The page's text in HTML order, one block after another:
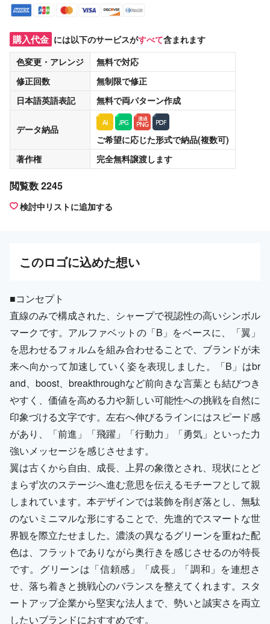
購入代金 には以下のサービスがすべて含まれます
色変更・アレンジ
無料で対応
修正回数
無制限で修正
日本語英語表記
無料で両パターン作成
データ納品
ご希望に応じた形式で納品(複数可)
著作権
完全無料譲渡します
閲覧数 2245
検討中リストに追加する
このロゴに込めた想い
■コンセプト
直線のみで構成された、シャープで視認性の高いシンボル
マークです。アルファベットの「B」をベースに、「翼」
を思わせるフォルムを組み合わせることで、ブランドが未
来へ向かって加速していく姿を表現しました。「B」はbr
and、boost、breakthroughなど前向きな言葉とも結びつき
やすく、価値を高める力や新しい可能性への挑戦を自然に
印象づける文字です。左右へ伸びるラインにはスピード感
があり、「前進」「飛躍」「行動力」「勇気」といった力
強いメッセージを感じさせます。
翼は古くから自由、成長、上昇の象徴とされ、現状にとど
まらず次のステージへ進む意思を伝えるモチーフとして親
しまれています。本デザインでは装飾を削ぎ落とし、無駄
のないミニマルな形にすることで、先進的でスマートな世
界観を際立たせました。濃淡の異なるグリーンを重ねた配
色は、フラットでありながら奥行きを感じさせるのが特長
です。グリーンは「信頼感」「成長」「調和」を連想さ
せ、落ち着きと挑戦心のバランスを整えてくれます。スタ
ートアップ企業から堅実な法人まで、勢いと誠実さを両立
したいブランドにおすすめです。